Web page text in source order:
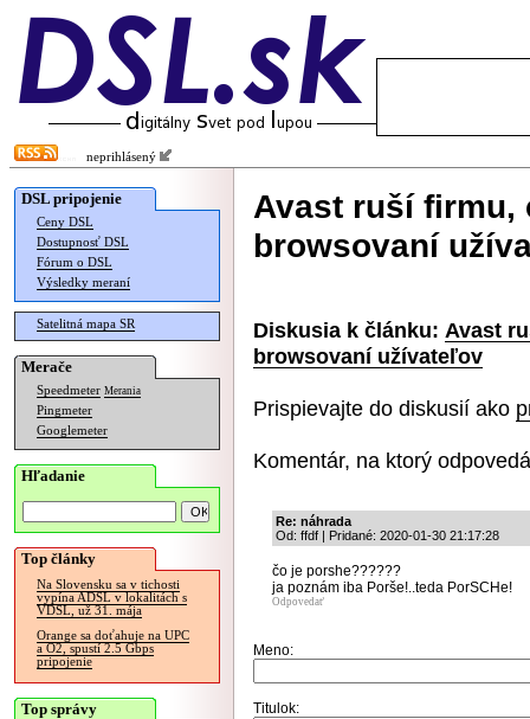
neprihlásený
DSL pripojenie
Ceny DSL
Dostupnosť DSL
Fórum o DSL
Výsledky meraní
Satelitná mapa SR
Merače
Speedmeter Merania
Pingmeter
Googlemeter
Hľadanie
Top články
Na Slovensku sa v tichosti
vypína ADSL v lokalitách s
VDSL, už 31. mája
Orange sa doťahuje na UPC
a O2, spustí 2.5 Gbps
pripojenie
Top správy
Avast ruší firmu,
browsovaní
Diskusia k článku: Avast
browsovaní užívateľov
Prispievajte do diskusií ako
Komentár, na ktorý
Re: náhrada
Od: ffdf | Pridané: 2020-01-30 21:17:28
čo je porshe??????
ja poznám iba Porše!..teda PorSCHe!
Odpovedať
Meno:
Titulok: